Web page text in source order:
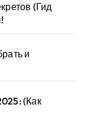
(Гид
и
(Как